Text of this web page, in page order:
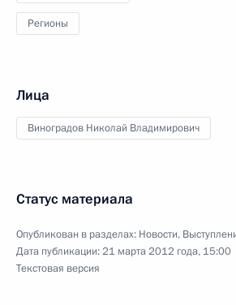
Регионы
Лица
Виноградов Николай Владимирович
Статус материала
Опубликован в разделах: Новости,
Дата публикации:21 марта 2012 года, 15:00
Текстовая версия